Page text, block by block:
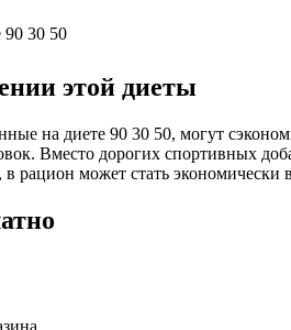
90 30 50
этой диеты
на диете 90 30 50, могут
Вместо дорогих спортивных
в рацион может стать